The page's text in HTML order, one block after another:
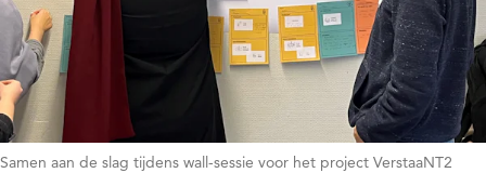
Samen aan de slag tijdens wall-sessie voor het project VerstaaNT2